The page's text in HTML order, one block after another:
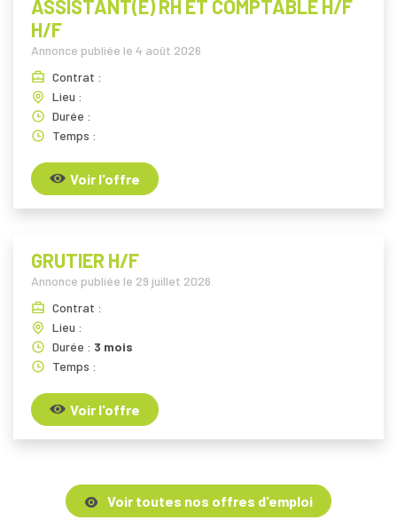
ASSISTANT(E) RH ET COMPTABLE H/F
H/F
Annonce publiée le 4 août 2026
Contrat :
Lieu :
Durée :
Temps :
Voir l'offre
GRUTIER H/F
Annonce publiée le 29 juillet 2026
Contrat :
Lieu :
Durée : 3 mois
Temps :
Voir l'offre
Voir toutes nos offres d'emploi